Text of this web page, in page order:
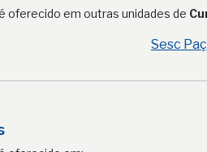
oferecido em outras unidades de
Sesc